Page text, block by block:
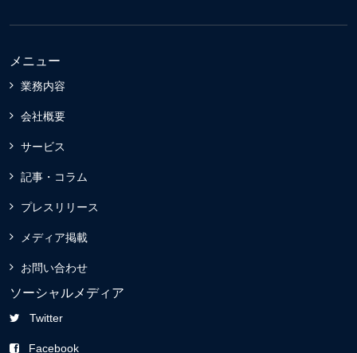
メニュー
業務内容
会社概要
サービス
記事・コラム
プレスリリース
メディア掲載
お問い合わせ
ソーシャルメディア
Twitter
Facebook